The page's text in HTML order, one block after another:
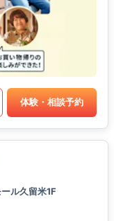
体験・相談予約
ル久留米1F